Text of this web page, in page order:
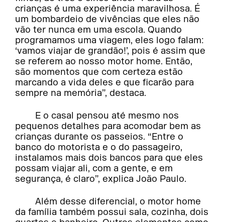
crianças é uma experiência maravilhosa. É
um bombardeio de vivências que eles não
vão ter nunca em uma escola. Quando
programamos uma viagem, eles logo falam:
‘vamos viajar de grandão!’, pois é assim que
se referem ao nosso motor home. Então,
são momentos que com certeza estão
marcando a vida deles e que ficarão para
sempre na memória”, destaca.
E o casal pensou até mesmo nos
pequenos detalhes para acomodar bem as
crianças durante os passeios. “Entre o
banco do motorista e o do passageiro,
instalamos mais dois bancos para que eles
possam viajar ali, com a gente, e em
segurança, é claro”, explica João Paulo.
Além desse diferencial, o motor home
da família também possui sala, cozinha, dois